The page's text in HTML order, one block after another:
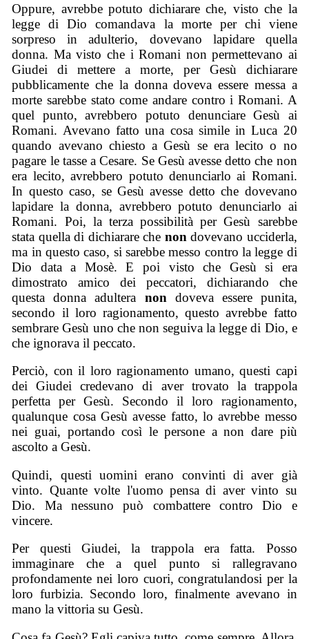
Oppure, avrebbe potuto dichiarare che, visto che la
legge di Dio comandava la morte per chi viene
sorpreso in adulterio, dovevano lapidare quella
donna. Ma visto che i Romani non permettevano ai
Giudei di mettere a morte, per Gesù dichiarare
pubblicamente che la donna doveva essere messa a
morte sarebbe stato come andare contro i Romani. A
quel punto, avrebbero potuto denunciare Gesù ai
Romani. Avevano fatto una cosa simile in Luca 20
quando avevano chiesto a Gesù se era lecito o no
pagare le tasse a Cesare. Se Gesù avesse detto che non
era lecito, avrebbero potuto denunciarlo ai Romani.
In questo caso, se Gesù avesse detto che dovevano
lapidare la donna, avrebbero potuto denunciarlo ai
Romani. Poi, la terza possibilità per Gesù sarebbe
stata quella di dichiarare che non dovevano ucciderla,
ma in questo caso, si sarebbe messo contro la legge di
Dio data a Mosè. E poi visto che Gesù si era
dimostrato amico dei peccatori, dichiarando che
questa donna adultera non doveva essere punita,
secondo il loro ragionamento, questo avrebbe fatto
sembrare Gesù uno che non seguiva la legge di Dio, e
che ignorava il peccato.
Perciò, con il loro ragionamento umano, questi capi
dei Giudei credevano di aver trovato la trappola
perfetta per Gesù. Secondo il loro ragionamento,
qualunque cosa Gesù avesse fatto, lo avrebbe messo
nei guai, portando così le persone a non dare più
ascolto a Gesù.
Quindi, questi uomini erano convinti di aver già
vinto. Quante volte l'uomo pensa di aver vinto su
Dio. Ma nessuno può combattere contro Dio e
vincere.
Per questi Giudei, la trappola era fatta. Posso
immaginare che a quel punto si rallegravano
profondamente nei loro cuori, congratulandosi per la
loro furbizia. Secondo loro, finalmente avevano in
mano la vittoria su Gesù.